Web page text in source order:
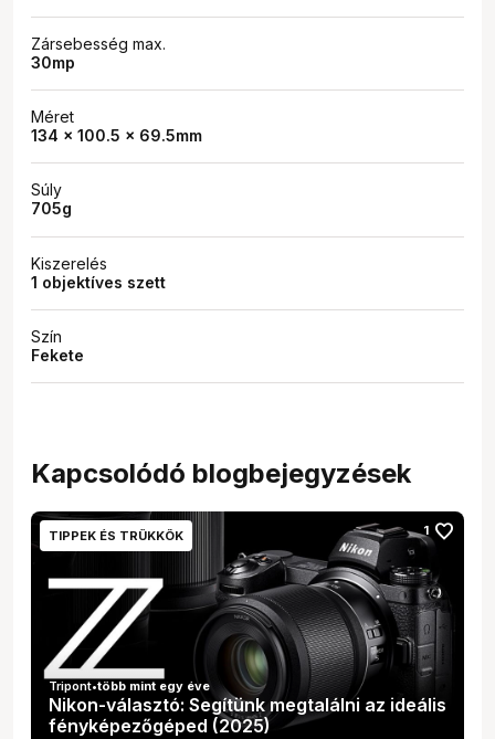
Zársebesség max.
30mp
Méret
134 x 100.5 x 69.5mm
Súly
705g
Kiszerelés
1 objektíves szett
Szín
Fekete
Kapcsolódó blogbejegyzések
TIPPEK ÉS TRÜKKÖK 1 favorite
Nikon-választó: Segítünk megtalálni az ideális
fényképezőgéped (2025)
Tripont•több mint egy éve